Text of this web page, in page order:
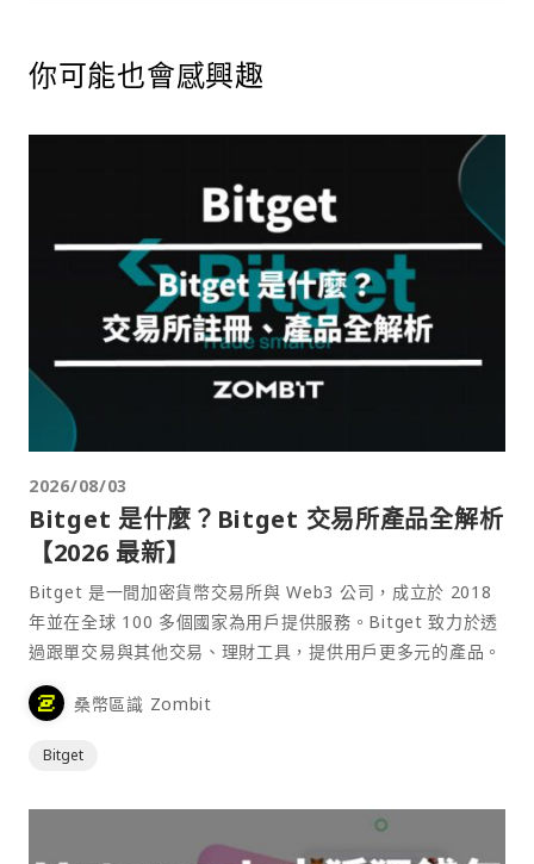
你可能也會感興趣
2026/08/03
Bitget 是什麼？Bitget 交易所產品全解析
【2026 最新】
Bitget 是一間加密貨幣交易所與 Web3 公司，成立於 2018
年並在全球 100 多個國家為用戶提供服務。Bitget 致力於透
過跟單交易與其他交易、理財工具，提供用戶更多元的產品。
桑幣區識 Zombit
Bitget